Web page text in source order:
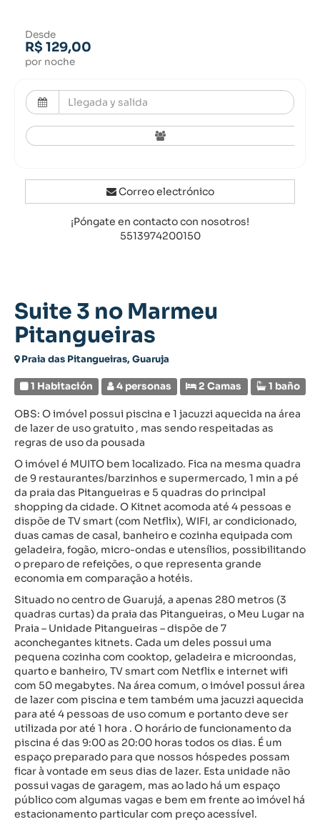
Suite 3 no Marmeu
Pitangueiras
Praia das Pitangueiras, Guaruja
1 Habitación 4 personas 2 Camas 1 baño
OBS: O imóvel possui piscina e 1 jacuzzi aquecida na área
de lazer de uso gratuito , mas sendo respeitadas as
regras de uso da pousada
O imóvel é MUITO bem localizado. Fica na mesma quadra
de 9 restaurantes/barzinhos e supermercado, 1 min a pé
da praia das Pitangueiras e 5 quadras do principal
shopping da cidade. O Kitnet acomoda até 4 pessoas e
dispõe de TV smart (com Netflix), WIFI, ar condicionado,
duas camas de casal, banheiro e cozinha equipada com
geladeira, fogão, micro-ondas e utensílios, possibilitando
o preparo de refeições, o que representa grande
economia em comparação a hotéis.
Situado no centro de Guarujá, a apenas 280 metros (3
quadras curtas) da praia das Pitangueiras, o Meu Lugar na
Praia – Unidade Pitangueiras – dispõe de 7
aconchegantes kitnets. Cada um deles possui uma
pequena cozinha com cooktop, geladeira e microondas,
quarto e banheiro, TV smart com Netflix e internet wifi
com 50 megabytes. Na área comum, o imóvel possui área
de lazer com piscina e tem também uma jacuzzi aquecida
para até 4 pessoas de uso comum e portanto deve ser
utilizada por até 1 hora . O horário de funcionamento da
piscina é das 9:00 as 20:00 horas todos os dias. É um
espaço preparado para que nossos hóspedes possam
ficar à vontade em seus dias de lazer. Esta unidade não
possui vagas de garagem, mas ao lado há um espaço
público com algumas vagas e bem em frente ao imóvel há
estacionamento particular com preço acessível.
Desde
R$ 129,00
por noche
Correo electrónico
¡Póngate en contacto con nosotros!
5513974200150